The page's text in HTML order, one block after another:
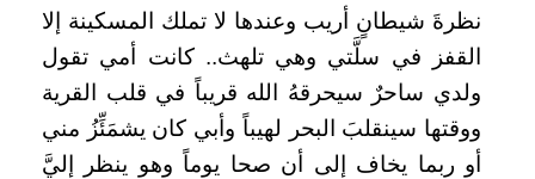
نظرةَ شيطانٍ أريب وعندها لا تملك المسكينة إلا
القفز في سلَّتي وهي تلهث.. كانت أمي تقول
ولدي ساحرٌ سيحرقهُ الله قريباً في قلب القرية
ووقتها سينقلبَ البحر لهيباً وأبي كان يشمَئِّزُ مني
أو ربما يخاف إلى أن صحا يوماً وهو ينظر إليَّ